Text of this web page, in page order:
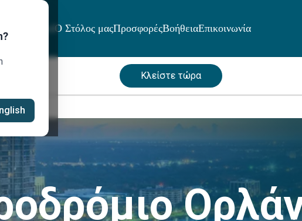
ΠροορισμοίΟ Στόλος μαςΠροσφορέςΒοήθειαΕπικοινωνία
Κλείστε τώρα